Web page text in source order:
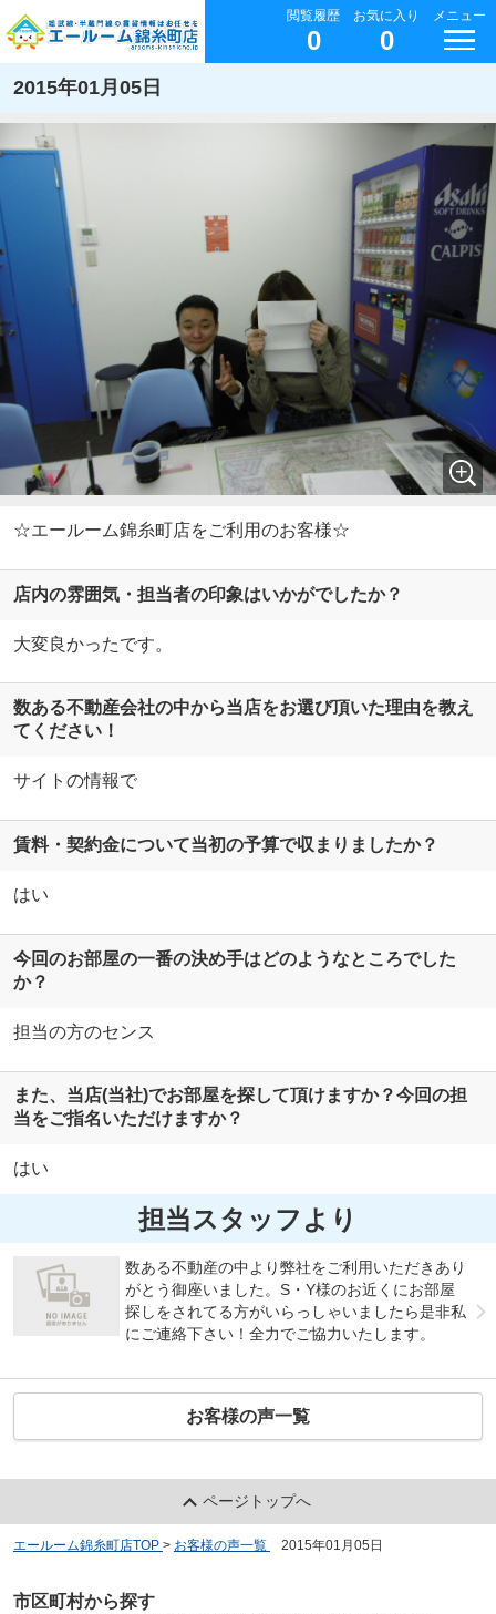
閲覧履歴
0
お気に入り
0
メニュー
2015年01月05日
☆エールーム錦糸町店をご利用のお客様☆
店内の雰囲気・担当者の印象はいかがでしたか？
大変良かったです。
数ある不動産会社の中から当店をお選び頂いた理由を教え
てください！
サイトの情報で
賃料・契約金について当初の予算で収まりましたか？
はい
今回のお部屋の一番の決め手はどのようなところでした
か？
担当の方のセンス
また、当店(当社)でお部屋を探して頂けますか？今回の担
当をご指名いただけますか？
はい
担当スタッフより
数ある不動産の中より弊社をご利用いただきあり
がとう御座いました。S・Y様のお近くにお部屋
探しをされてる方がいらっしゃいましたら是非私
にご連絡下さい！全力でご協力いたします。
お客様の声一覧
ページトップへ
エールーム錦糸町店TOP > お客様の声一覧 2015年01月05日
市区町村から探す